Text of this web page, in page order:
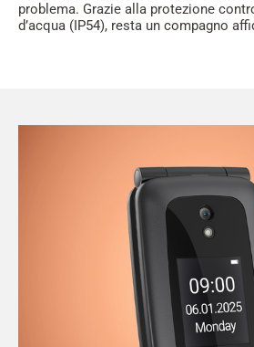
problema. Grazie alla protezione
d’acqua (IP54), resta un compagno